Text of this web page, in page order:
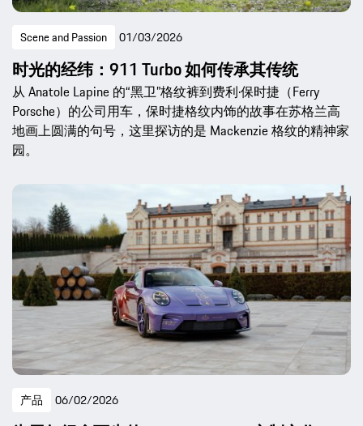
Scene and Passion 01/03/2026
时光的经纬：911 Turbo 如何传承其传统
从 Anatole Lapine 的“黑卫”格纹裤到费利·保时捷（Ferry
Porsche）的公司用车，保时捷格纹内饰的故事在苏格兰高
地画上圆满的句号，这里探访的是 Mackenzie 格纹的精神家
园。
产品 06/02/2026